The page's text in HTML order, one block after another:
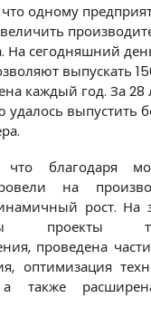
одному
На сегодняшний
выпускать
каждый год. За 28
удалось выпустить
что благодаря
на
рост. На
проекты
проведена
оптимизация
а также